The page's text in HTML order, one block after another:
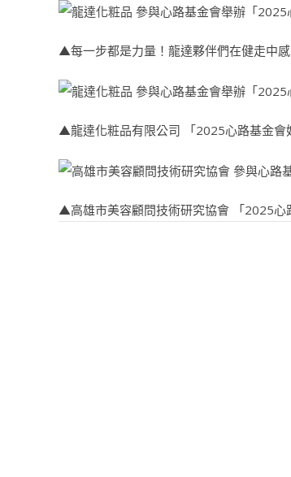
▲每一步都是力量！龍達夥伴們在健走中
▲龍達化粧品有限公司 「2025心路基金會
▲高雄市美容顧問技術研究協會 「2025心